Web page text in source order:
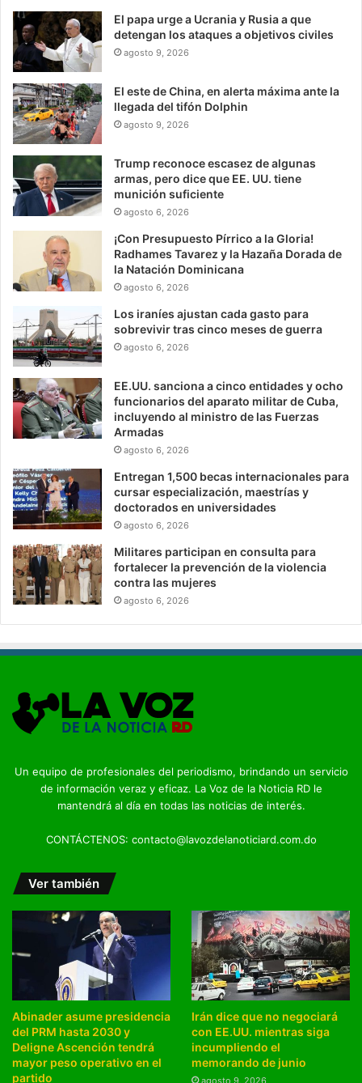
El papa urge a Ucrania y Rusia a que
detengan los ataques a objetivos civiles
agosto 9, 2026
El este de China, en alerta máxima ante la
llegada del tifón Dolphin
agosto 9, 2026
Trump reconoce escasez de algunas
armas, pero dice que EE. UU. tiene
munición suficiente
agosto 6, 2026
¡Con Presupuesto Pírrico a la Gloria!
Radhames Tavarez y la Hazaña Dorada de
la Natación Dominicana
agosto 6, 2026
Los iraníes ajustan cada gasto para
sobrevivir tras cinco meses de guerra
agosto 6, 2026
EE.UU. sanciona a cinco entidades y ocho
funcionarios del aparato militar de Cuba,
incluyendo al ministro de las Fuerzas
Armadas
agosto 6, 2026
Entregan 1,500 becas internacionales para
cursar especialización, maestrías y
doctorados en universidades
agosto 6, 2026
Militares participan en consulta para
fortalecer la prevención de la violencia
contra las mujeres
agosto 6, 2026
Un equipo de profesionales del periodismo, brindando un servicio
de información veraz y eficaz. La Voz de la Noticia RD le
mantendrá al día en todas las noticias de interés.
CONTÁCTENOS: contacto@lavozdelanoticiard.com.do
Ver también
Abinader asume presidencia
del PRM hasta 2030 y
Deligne Ascención tendrá
mayor peso operativo en el
partido
Irán dice que no negociará
con EE.UU. mientras siga
incumpliendo el
memorando de junio
agosto 9, 2026